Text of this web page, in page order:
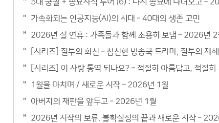
가속화되는 인공지능(AI)의 시대 – 40대의 생존 고민
2026년 설 연휴 : 가족들과 함께 조용히 보냄 – 2026년 2
[시리즈] 질투의 화신 – 참신한 방송국 드라마, 질투의 재
[시리즈] 이 사랑 통역 되나요? – 적절히 아름답고, 적절히
1월을 마치며 / 새로운 시작 – 2026년 1월
아버지의 재판을 앞두고 – 2026년 1월
2026년 시작의 보류, 불확실성의 끝과 새로운 시작 –